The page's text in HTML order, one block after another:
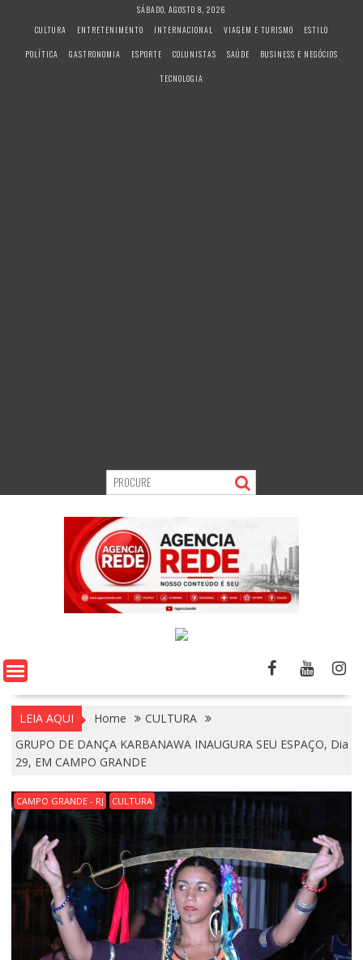
SÁBADO, AGOSTO 8, 2026
CULTURA
ENTRETENIMENTO INTERNACIONAL VIAGEM E TURISMO
ESTILO
POLÍTICA
GASTRONOMIA ESPORTE COLUNISTAS SAÚDE
BUSINESS E NEGÓCIOS
TECNOLOGIA
LEIA AQUI Home
CULTURA
GRUPO DE DANÇA KARBANAWA INAUGURA SEU ESPAÇO, Dia
29, EM CAMPO GRANDE
CAMPO GRANDE - RJ CULTURA